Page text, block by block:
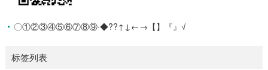
〇①②③④⑤⑥⑦⑧⑨·◆??↑↓←→【】『』√
标签列表